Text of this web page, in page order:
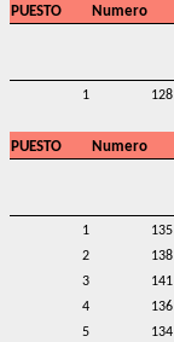
PUESTO Numero
1 128
PUESTO Numero
1 135
2
138
3
141
4
136
5
134